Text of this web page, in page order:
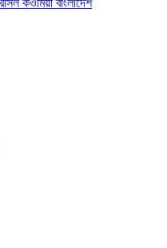
কওমিয়া বাংলাদেশ